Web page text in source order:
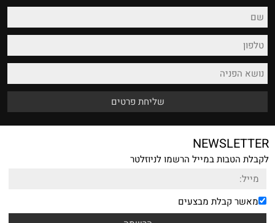
NEWSLETTER
לקבלת הטבות במייל הרשמו לניוזלטר
מאשר קבלת מבצעים